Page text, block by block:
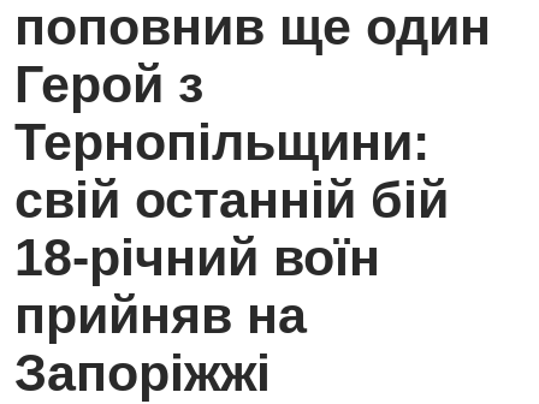
поповнив ще один
Герой з
Тернопільщини:
свій останній бій
18-річний воїн
прийняв на
Запоріжжі